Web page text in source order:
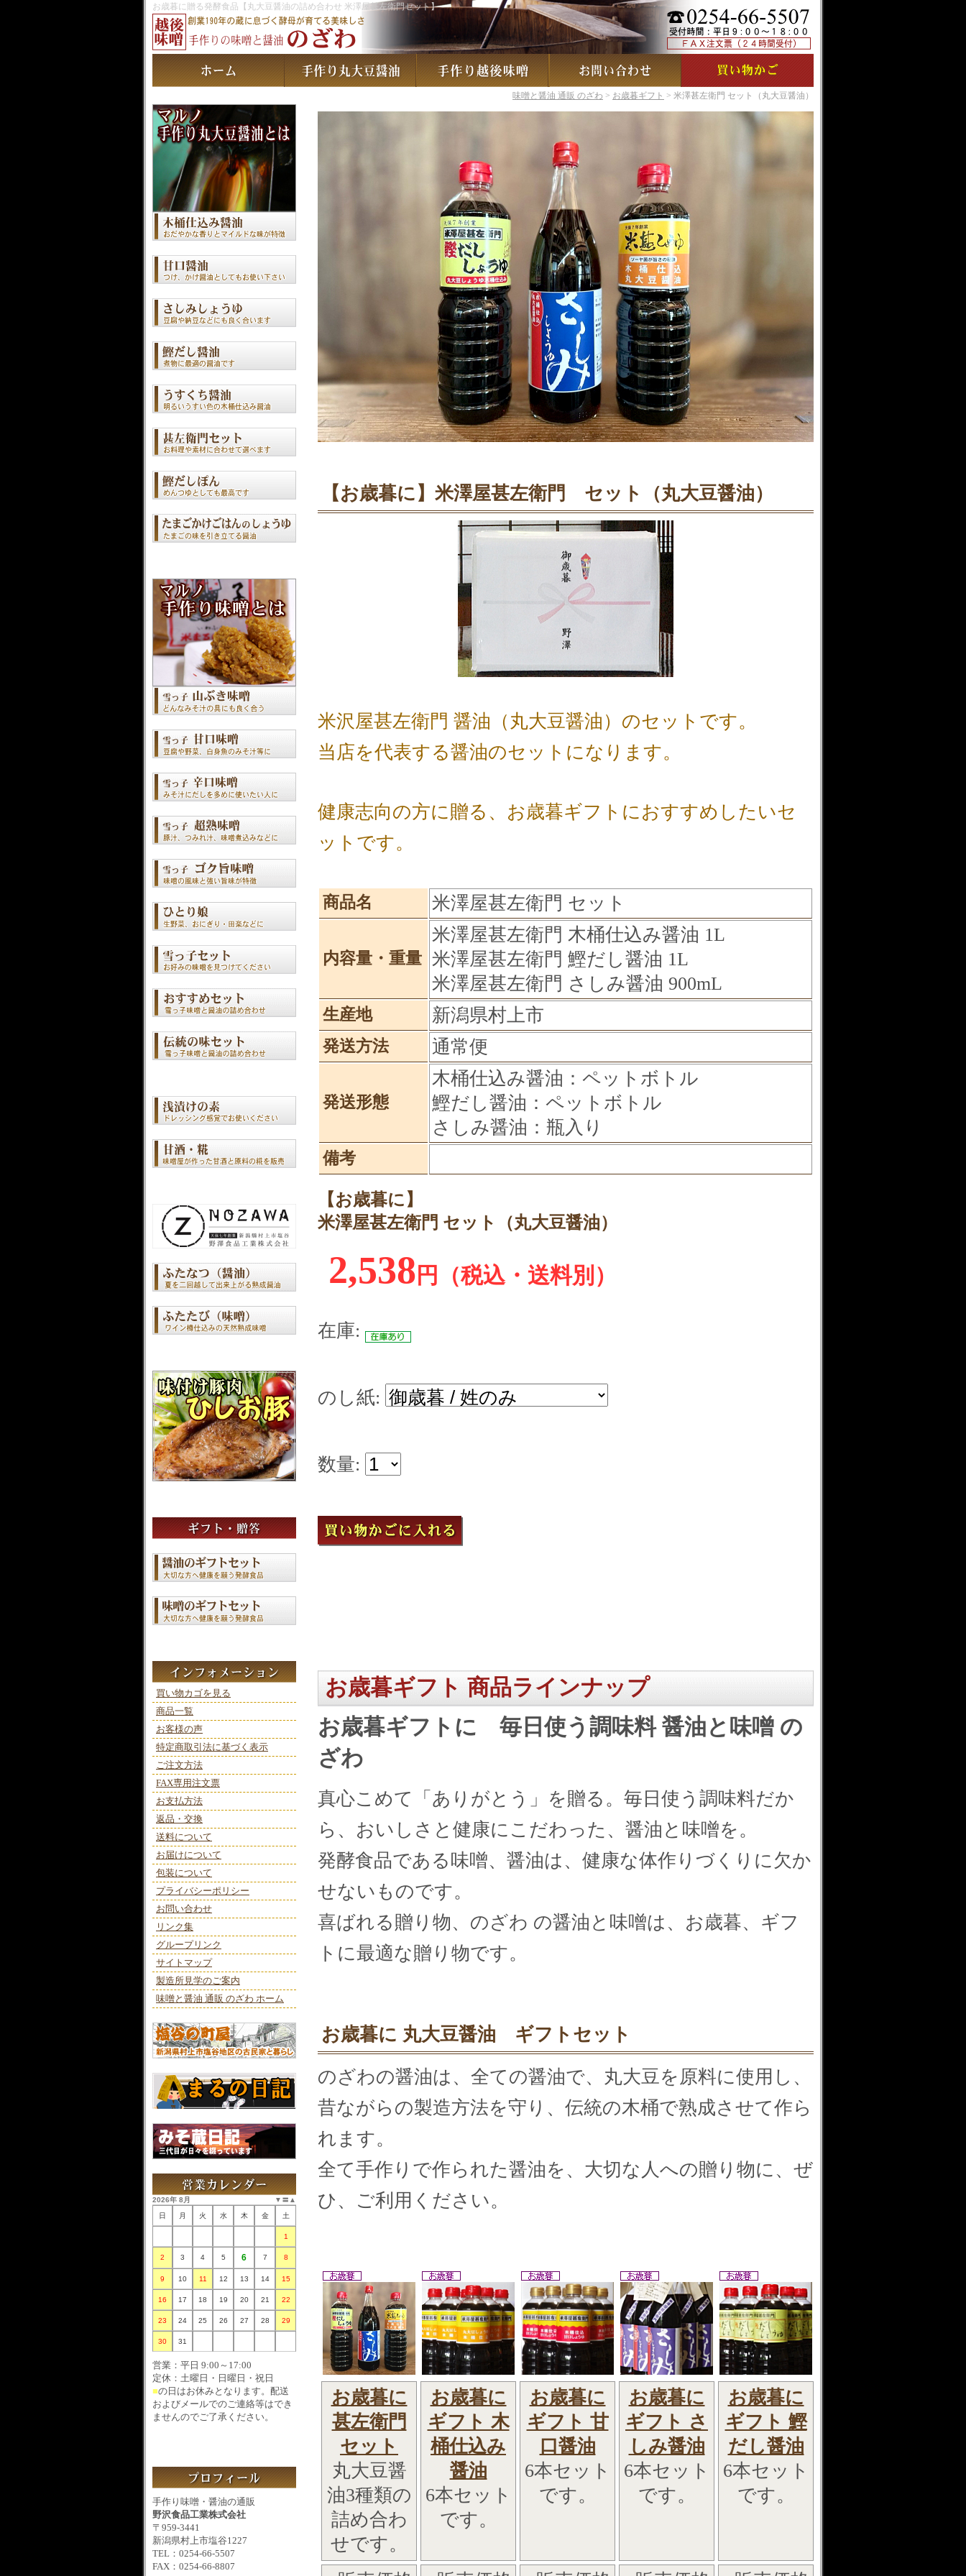
お歳暮に贈る発酵食品【丸大豆醤油の詰め合わせ 米澤屋甚左衛門セット】
味噌と醤油 通販 のざわ > お歳暮ギフト > 米澤甚左衛門 セット（丸大豆醤油）
【お歳暮に】米澤屋甚左衛門 セット（丸大豆醤油）
米沢屋甚左衛門 醤油（丸大豆醤油）のセットです。
当店を代表する醤油のセットになります。
健康志向の方に贈る、お歳暮ギフトにおすすめしたいセ
ットです。
商品名 米澤屋甚左衛門 セット
内容量・重量
米澤屋甚左衛門 木桶仕込み醤油 1L
米澤屋甚左衛門 鰹だし醤油 1L
米澤屋甚左衛門 さしみ醤油 900mL
生産地 新潟県村上市
発送方法 通常便
発送形態
木桶仕込み醤油：ペットボトル
鰹だし醤油：ペットボトル
さしみ醤油：瓶入り
備考
【お歳暮に】
米澤屋甚左衛門 セット（丸大豆醤油）
2,538 円（税込・送料別）
在庫:
のし紙:
数量:
お歳暮ギフト 商品ラインナップ
お歳暮ギフトに 毎日使う調味料 醤油と味噌 の
ざわ
真心こめて「ありがとう」を贈る。毎日使う調味料だか
ら、おいしさと健康にこだわった、醤油と味噌を。
発酵食品である味噌、醤油は、健康な体作りづくりに欠か
せないものです。
喜ばれる贈り物、のざわ の醤油と味噌は、お歳暮、ギフ
トに最適な贈り物です。
お歳暮に 丸大豆醤油 ギフトセット
のざわの醤油は、全ての醤油で、丸大豆を原料に使用し、
昔ながらの製造方法を守り、伝統の木桶で熟成させて作ら
れます。
全て手作りで作られた醤油を、大切な人への贈り物に、ぜ
ひ、ご利用ください。
お歳暮に
甚左衛門
セット
丸大豆醤
油3種類の
詰め合わ
せです。
お歳暮に
ギフト 木
桶仕込み
醤油
6本セット
です。
お歳暮に
ギフト 甘
口醤油
6本セット
です。
お歳暮に
ギフト さ
しみ醤油
6本セット
です。
お歳暮に
ギフト 鰹
だし醤油
6本セット
です。
買い物カゴを見る
商品一覧
お客様の声
特定商取引法に基づく表示
ご注文方法
FAX専用注文票
お支払方法
返品・交換
送料について
お届けについて
包装について
プライバシーポリシー
お問い合わせ
リンク集
グループリンク
サイトマップ
製造所見学のご案内
味噌と醤油 通販 のざわ ホーム
▲
〓
▼
2026年 8月
日
月 火 水 木 金 土
1
2 3 4 5 6 7 8
9 10 11 12 13 14 15
16 17 18 19 20 21 22
23 24 25 26 27 28 29
30 31
営業：平日 9:00～17:00
定休：土曜日・日曜日・祝日
■の日はお休みとなります。配送
およびメールでのご連絡等はでき
ませんのでご了承ください。
手作り味噌・醤油の通販
野沢食品工業株式会社
〒959-3441
新潟県村上市塩谷1227
TEL：0254-66-5507
FAX：0254-66-8807